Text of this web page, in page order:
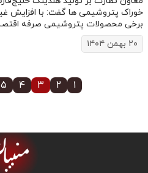
خوراک پتروشیمی ها گفت: با افزایش
برخی محصولات پتروشیمی صرفه
۲۰ بهمن ۱۴۰۴
۱ ۲ ۳ ۴ ۵